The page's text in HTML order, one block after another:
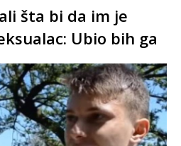
šta bi da im je
Ubio bih ga